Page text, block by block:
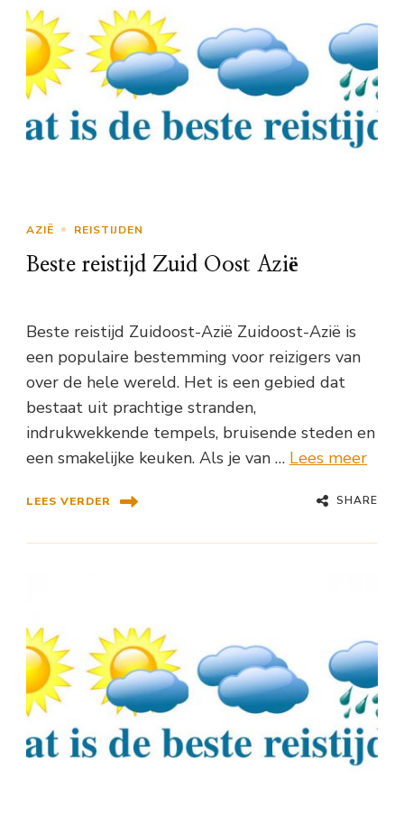
AZIË REISTIJDEN
Beste reistijd Zuid Oost Azië
Beste reistijd Zuidoost-Azië Zuidoost-Azië is
een populaire bestemming voor reizigers van
over de hele wereld. Het is een gebied dat
bestaat uit prachtige stranden,
indrukwekkende tempels, bruisende steden en
een smakelijke keuken. Als je van … Lees meer
LEES VERDER SHARE